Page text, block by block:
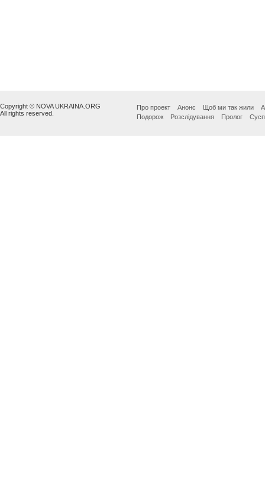
Copyright © NOVA UKRAINA.ORG
All rights reserved.
Про проект Анонс Щоб ми так жили
Подорож
Розслідування Пролог